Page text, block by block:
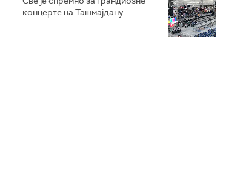
концерте на Ташмајдану